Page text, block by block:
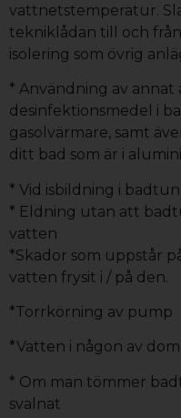
vattnetstemperatur.
tekniklådan till och
isolering som övrig
* Användning av annat
desinfektionsmedel i
gasolvärmare, samt
ditt bad som är i
* Vid isbildning i
* Eldning utan att
vatten
*Skador som uppstår
vatten frysit i / på den.
*Torrkörning av pump
*Vatten i någon av
* Om man tömmer
svalnat